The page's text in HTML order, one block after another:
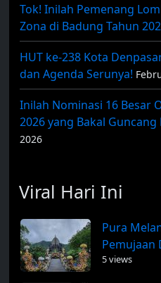
Tok! Inilah Pemenang
Zona di Badung Tahun
HUT ke-238 Kota
dan Agenda Serunya!
Inilah Nominasi 16 Besar
2026 yang Bakal
2026
Viral Hari Ini
Pura
Pemujaan
5 views